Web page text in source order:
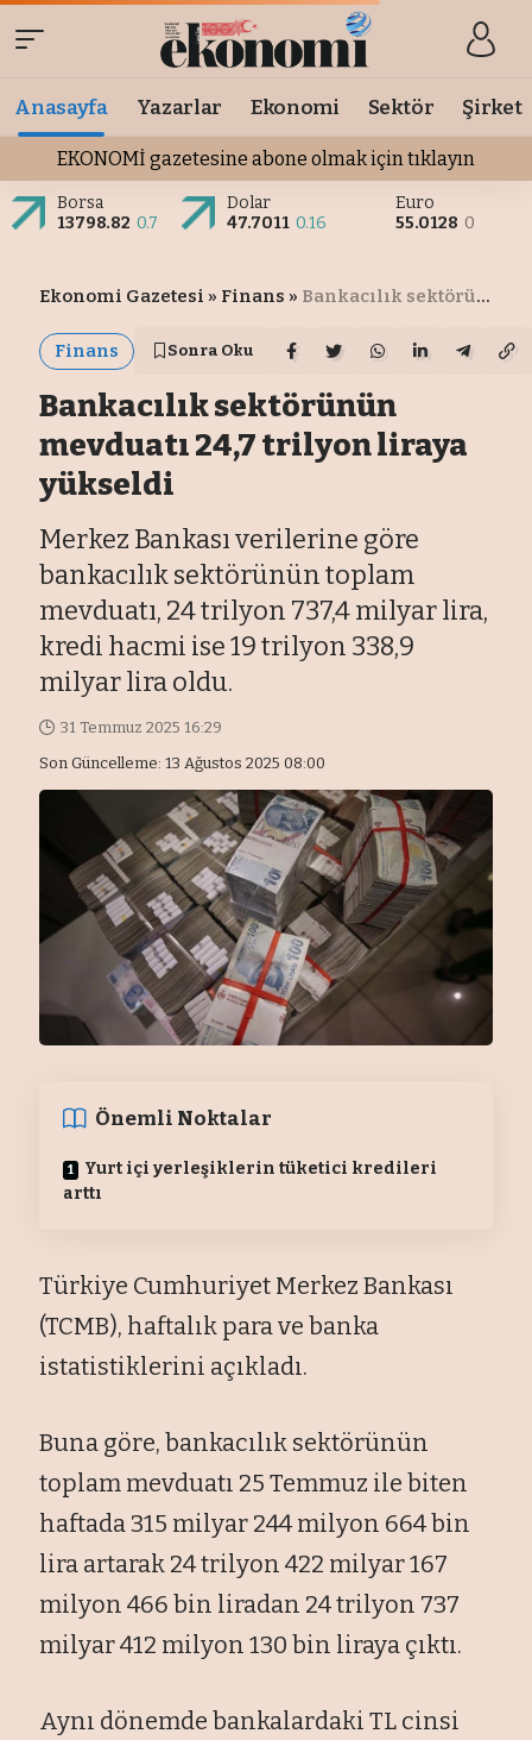
Anasayfa Yazarlar Ekonomi Sektör Şirket
EKONOMİ gazetesine abone olmak için tıklayın
Borsa
13798.82 0.7
Dolar
47.7011 0.16
Euro
55.0128 0
Ekonomi Gazetesi » Finans » Bankacılık sektörünün mevduatı 24,7 trilyon liraya yükseldi
Finans Sonra Oku
Bankacılık sektörünün
mevduatı 24,7 trilyon liraya
yükseldi
Merkez Bankası verilerine göre
bankacılık sektörünün toplam
mevduatı, 24 trilyon 737,4 milyar lira,
kredi hacmi ise 19 trilyon 338,9
milyar lira oldu.
Son Güncelleme: 13 Ağustos 2025 08:00
31 Temmuz 2025 16:29
Önemli Noktalar
Yurt içi yerleşiklerin tüketici kredileri
arttı
Türkiye Cumhuriyet Merkez Bankası
(TCMB), haftalık para ve banka
istatistiklerini açıkladı.
Buna göre, bankacılık sektörünün
toplam mevduatı 25 Temmuz ile biten
haftada 315 milyar 244 milyon 664 bin
lira artarak 24 trilyon 422 milyar 167
milyon 466 bin liradan 24 trilyon 737
milyar 412 milyon 130 bin liraya çıktı.
Aynı dönemde bankalardaki TL cinsi